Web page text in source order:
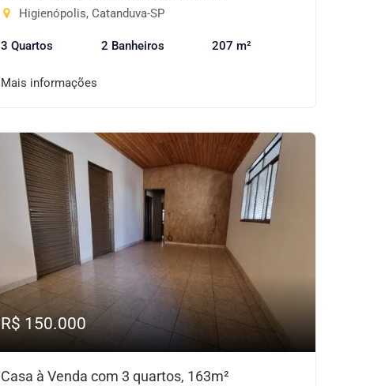
Higienópolis, Catanduva-SP
3 Quartos 2 Banheiros 207 m²
Mais informações
R$ 150.000
Casa à Venda com 3 quartos, 163m²